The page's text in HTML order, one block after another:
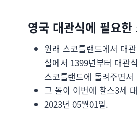
영국 대관식에 필요
원래 스코틀랜드에서 대
실에서 1399년부터 대관
스코틀랜드에 돌려주면
그 돌이 이번에 찰스3세
2023년 05월01일.